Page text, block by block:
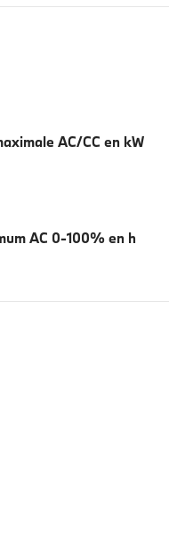
AC/CC en kW
AC 0-100% en h